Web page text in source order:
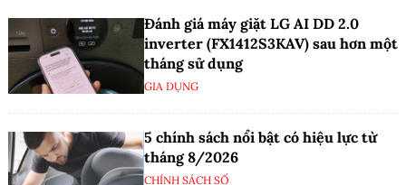
Đánh giá máy giặt LG AI DD 2.0
inverter (FX1412S3KAV) sau hơn một
tháng sử dụng
GIA DỤNG
5 chính sách nổi bật có hiệu lực từ
tháng 8/2026
CHÍNH SÁCH SỐ